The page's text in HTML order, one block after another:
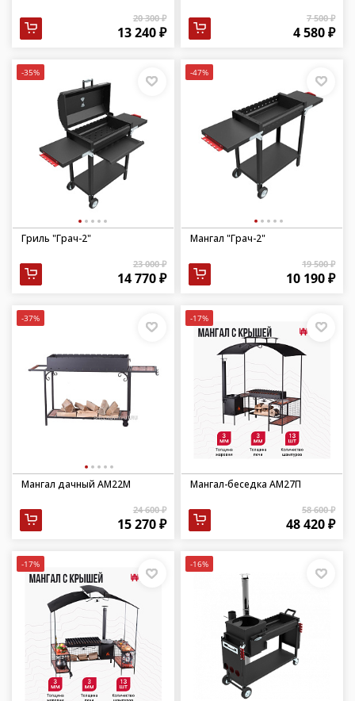
20 300 ₽
13 240 ₽
7 500 ₽
4 580 ₽
-35%
Гриль "Грач-2"
23 000 ₽
14 770 ₽
-47%
Мангал "Грач-2"
19 500 ₽
10 190 ₽
-37%
Мангал дачный АМ22М
24 600 ₽
15 270 ₽
-17%
Мангал-беседка АМ27П
58 600 ₽
48 420 ₽
-17% -16%